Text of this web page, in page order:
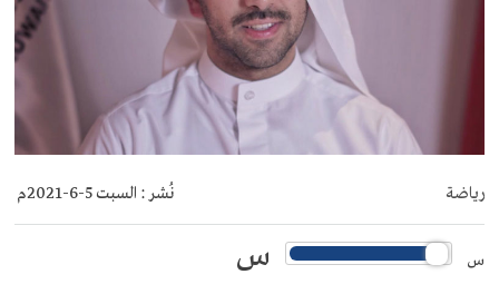
رياضة نُشر : السبت 5-6-2021م
س س